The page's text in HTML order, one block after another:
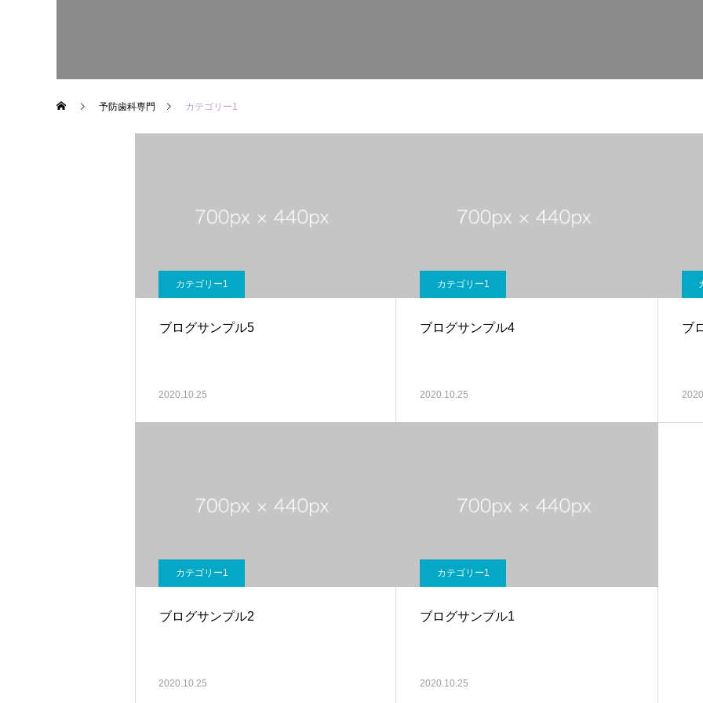
予防歯科専門 カテゴリー1
カテゴリー1
ブログサンプル5
2020.10.25
カテゴリー1
ブログサンプル4
2020.10.25
ブ
カテゴリー1
ブログサンプル2
2020.10.25
カテゴリー1
ブログサンプル1
2020.10.25